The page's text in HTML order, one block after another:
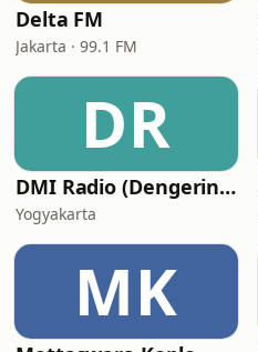
Delta FM
Jakarta · 99.1 FM
DR
DMI Radio (Dengerin Musik Indonesia)
Yogyakarta
MK